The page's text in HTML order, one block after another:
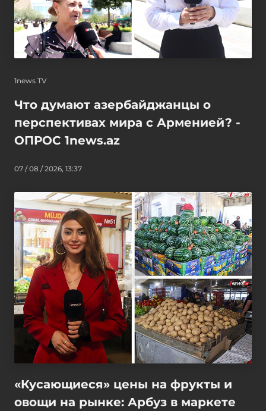
1news TV
Что думают азербайджанцы о
перспективах мира с Арменией? -
ОПРОС 1news.az
07 / 08 / 2026, 13:37
«Кусающиеся» цены на фрукты и
овощи на рынке: Арбуз в маркете